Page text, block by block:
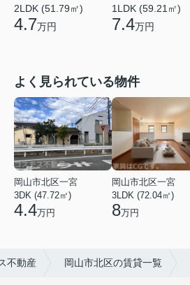
2LDK (51.79㎡)
4.7万円
1LDK (59.21㎡)
7.4万円
よく見られている物件
岡山市北区一宮
3DK (47.72㎡)
4.4万円
岡山市北区一宮
3LDK (72.04㎡)
8万円
不動産 岡山市北区の賃貸一覧